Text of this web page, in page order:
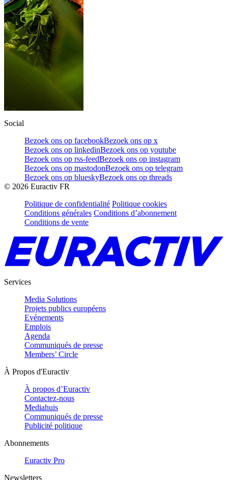
Social
Bezoek ons op facebookBezoek ons op x
Bezoek ons op linkedinBezoek ons op youtube
Bezoek ons op rss-feedBezoek ons op instagram
Bezoek ons op mastodonBezoek ons op telegram
Bezoek ons op blueskyBezoek ons op threads
© 2026 Euractiv FR
Politique de confidentialité Politique cookies
Conditions générales Conditions d’abonnement
Conditions de vente
Services
Media Solutions
Projets publics européens
Evénements
Emplois
Agenda
Communiqués de presse
Members’ Circle
À Propos d'Euractiv
À propos d’Euractiv
Contactez-nous
Mediahuis
Communiqués de presse
Publicité politique
Abonnements
Euractiv Pro
Newsletters